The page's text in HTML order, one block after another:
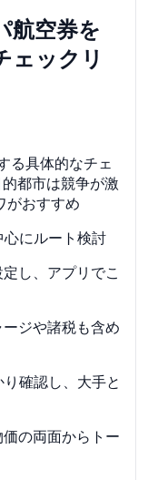
航空券を
ェックリ
る具体的なチェ
都市は競争が激
がおすすめ
にルート検討
し、アプリでこ
ジや諸税も含め
確認し、大手と
の両面からトー